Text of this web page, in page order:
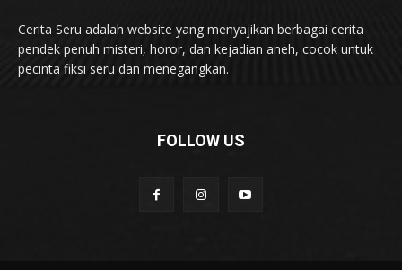
Cerita Seru adalah website yang menyajikan berbagai cerita
pendek penuh misteri, horor, dan kejadian aneh, cocok untuk
pecinta fiksi seru dan menegangkan.
FOLLOW US